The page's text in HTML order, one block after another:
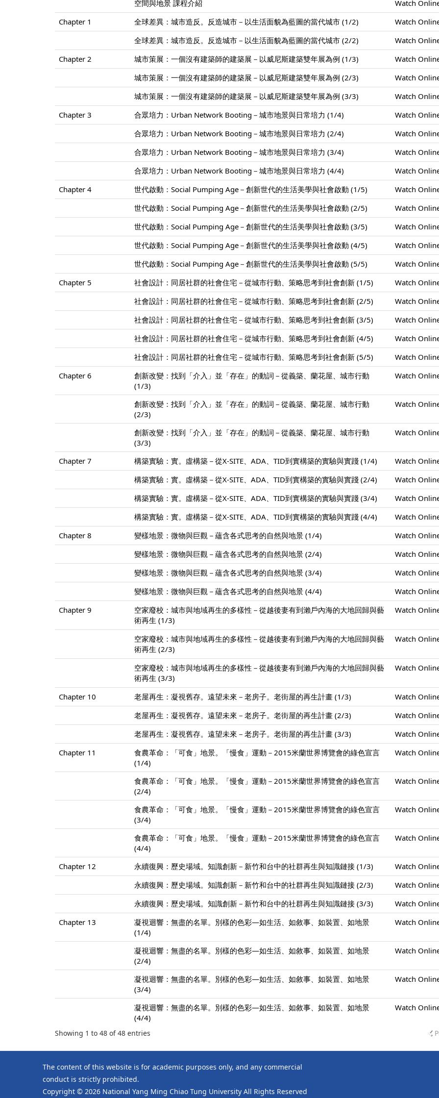
空間與地景 課程介紹
Watch
Chapter 1
全球差異：城市造反。反造城市－以生活面貌為藍圖的當代城市 (1/2)
Watch
全球差異：城市造反。反造城市－以生活面貌為藍圖的當代城市 (2/2)
Watch
Chapter 2
城市策展：一個沒有建築師的建築展－以威尼斯建築雙年展為例 (1/3)
Watch
城市策展：一個沒有建築師的建築展－以威尼斯建築雙年展為例 (2/3)
Watch
城市策展：一個沒有建築師的建築展－以威尼斯建築雙年展為例 (3/3)
Watch
Chapter 3
合眾培力：Urban Network Booting－城市地景與日常培力 (1/4)
Watch
合眾培力：Urban Network Booting－城市地景與日常培力 (2/4)
Watch
合眾培力：Urban Network Booting－城市地景與日常培力 (3/4)
Watch
合眾培力：Urban Network Booting－城市地景與日常培力 (4/4)
Watch
Chapter 4
世代啟動：Social Pumping Age－創新世代的生活美學與社會啟動 (1/5)
Watch
世代啟動：Social Pumping Age－創新世代的生活美學與社會啟動 (2/5)
Watch
世代啟動：Social Pumping Age－創新世代的生活美學與社會啟動 (3/5)
Watch
世代啟動：Social Pumping Age－創新世代的生活美學與社會啟動 (4/5)
Watch
世代啟動：Social Pumping Age－創新世代的生活美學與社會啟動 (5/5)
Watch
Chapter 5
社會設計：同居社群的社會住宅－從城市行動、策略思考到社會創新 (1/5)
Watch
社會設計：同居社群的社會住宅－從城市行動、策略思考到社會創新 (2/5)
Watch
社會設計：同居社群的社會住宅－從城市行動、策略思考到社會創新 (3/5)
Watch
社會設計：同居社群的社會住宅－從城市行動、策略思考到社會創新 (4/5)
Watch
社會設計：同居社群的社會住宅－從城市行動、策略思考到社會創新 (5/5)
Watch
Chapter 6
創新改變：找到「介入」並「存在」的動詞－從義築、蘭花屋、城市行動
(1/3)
Watch
創新改變：找到「介入」並「存在」的動詞－從義築、蘭花屋、城市行動
(2/3)
Watch
創新改變：找到「介入」並「存在」的動詞－從義築、蘭花屋、城市行動
(3/3)
Watch
Chapter 7 構築實驗：實。虛構築－從X-SITE、ADA、TID到實構築的實驗與實踐 (1/4)
Watch
構築實驗：實。虛構築－從X-SITE、ADA、TID到實構築的實驗與實踐 (2/4)
Watch
構築實驗：實。虛構築－從X-SITE、ADA、TID到實構築的實驗與實踐 (3/4)
Watch
構築實驗：實。虛構築－從X-SITE、ADA、TID到實構築的實驗與實踐 (4/4)
Watch
Chapter 8
變樣地景：微物與巨觀－蘊含各式思考的自然與地景 (1/4)
Watch
變樣地景：微物與巨觀－蘊含各式思考的自然與地景 (2/4)
Watch
變樣地景：微物與巨觀－蘊含各式思考的自然與地景 (3/4)
Watch
變樣地景：微物與巨觀－蘊含各式思考的自然與地景 (4/4)
Watch
Chapter 9
空家廢校：城市與地域再生的多樣性－從越後妻有到瀨戶內海的大地回歸與藝
術再生 (1/3)
Watch
空家廢校：城市與地域再生的多樣性－從越後妻有到瀨戶內海的大地回歸與藝
術再生 (2/3)
Watch
空家廢校：城市與地域再生的多樣性－從越後妻有到瀨戶內海的大地回歸與藝
術再生 (3/3)
Watch
Chapter 10 老屋再生：凝視舊存。遠望未來－老房子。老街屋的再生計畫 (1/3)
Watch
老屋再生：凝視舊存。遠望未來－老房子。老街屋的再生計畫 (2/3)
Watch
老屋再生：凝視舊存。遠望未來－老房子。老街屋的再生計畫 (3/3)
Watch
Chapter 11
食農革命：「可食」地景。「慢食」運動－2015米蘭世界博覽會的綠色宣言
(1/4)
Watch
食農革命：「可食」地景。「慢食」運動－2015米蘭世界博覽會的綠色宣言
(2/4)
Watch
食農革命：「可食」地景。「慢食」運動－2015米蘭世界博覽會的綠色宣言
(3/4)
Watch
食農革命：「可食」地景。「慢食」運動－2015米蘭世界博覽會的綠色宣言
(4/4)
Watch
Chapter 12 永續復興：歷史場域。知識創新－新竹和台中的社群再生與知識鏈接 (1/3)
Watch
永續復興：歷史場域。知識創新－新竹和台中的社群再生與知識鏈接 (2/3)
Watch
永續復興：歷史場域。知識創新－新竹和台中的社群再生與知識鏈接 (3/3)
Watch
Chapter 13
凝視迴響：無盡的名單。別樣的色彩—如生活、如敘事、如裝置、如地景
(1/4)
Watch
凝視迴響：無盡的名單。別樣的色彩—如生活、如敘事、如裝置、如地景
(2/4)
Watch
凝視迴響：無盡的名單。別樣的色彩—如生活、如敘事、如裝置、如地景
(3/4)
Watch
凝視迴響：無盡的名單。別樣的色彩—如生活、如敘事、如裝置、如地景
(4/4)
Watch
Showing 1 to 48 of 48 entries
The content of this website is for academic purposes only, and any commercial
conduct is strictly prohibited.
Copyright © 2026 National Yang Ming Chiao Tung University All Rights Reserved